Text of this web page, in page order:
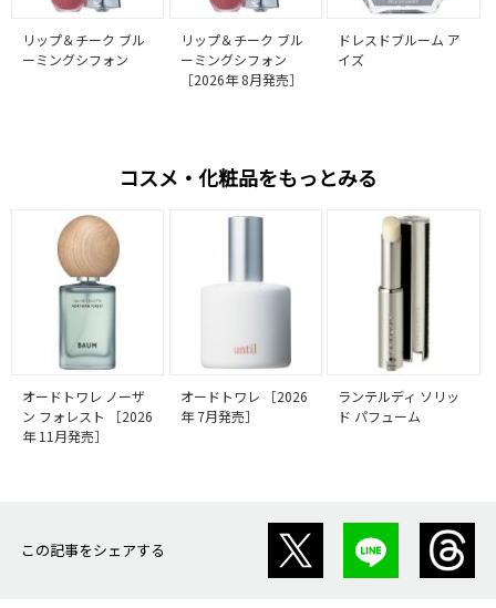
リップ＆チーク ブル
ーミングシフォン
リップ＆チーク ブル
ーミングシフォン
［2026年 8月発売］
ドレスドブルーム ア
イズ
コスメ・化粧品をもっとみる
オードトワレ ノーザ
ン フォレスト ［2026
年 11月発売］
オードトワレ ［2026
年 7月発売］
ランテルディ ソリッ
ド パフューム
この記事をシェアする